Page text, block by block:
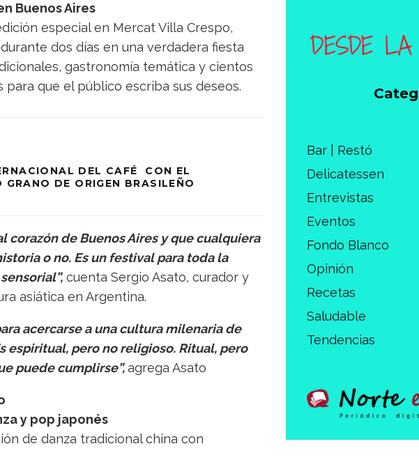
Buenos Aires
especial en Mercat Villa Crespo,
dos días en una verdadera fiesta
gastronomía temática y cientos
que el público escriba sus deseos.
DEL CAFÉ CON EL
DE ORIGEN BRASILEÑO
corazón de Buenos Aires y que cualquiera
o no. Es un festival para toda la
cuenta Sergio Asato, curador y
asiática en Argentina.
acercarse a una cultura milenaria de
espiritual, pero no religioso. Ritual, pero
puede cumplirse”,agrega Asato
y pop japonés
de danza tradicional china con
Bar | Restó
Delicatessen
Entrevistas
Eventos
Fondo Blanco
Opinión
Recetas
Saludable
Tendencias